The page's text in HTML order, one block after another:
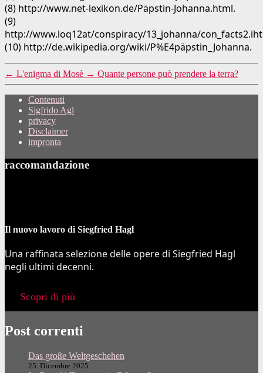
(8) http://www.net-lexikon.de/Päpstin-Johanna.html.
(9)
http://www.loq12at/conspiracy/13_johanna/
(10) http://de.wikipedia.org/wiki/P%E4päpstin_Johanna.
← L'enigma di Mosè → Quante persone può prendere la terra?
Contenuti
Sigfrido Agl
privacy
Disclaimer
impronta
raccomandazione
Il nuovo lavoro di Siegfried Hagl
Una raffinata selezione delle opere di Siegfried Hagl
negli ultimi decenni.
Scopri di più
Post correnti
Das große Weltgeschehen
25. Dicembre 2025